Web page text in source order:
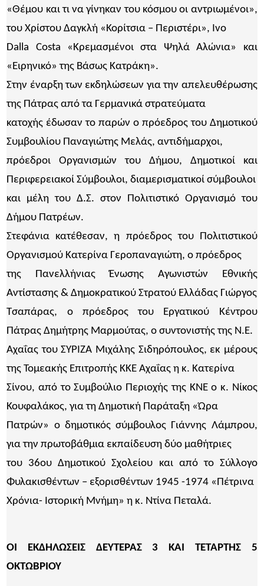
«Θέμου και τι να γίνηκαν του κόσμου οι αντριωμένοι»,
του Χρίστου Δαγκλή «Κορίτσια – Περιστέρι», Ivo
Dalla Costa «Κρεμασμένοι στα Ψηλά Αλώνια» και
«Ειρηνικό» της Βάσως Κατράκη».
Στην έναρξη των εκδηλώσεων για την απελευθέρωσης
της Πάτρας από τα Γερμανικά στρατεύματα
κατοχής έδωσαν το παρών ο πρόεδρος του Δημοτικού
Συμβουλίου Παναγιώτης Μελάς, αντιδήμαρχοι,
πρόεδροι Οργανισμών του Δήμου, Δημοτικοί και
Περιφερειακοί Σύμβουλοι, διαμερισματικοί σύμβουλοι
και μέλη του Δ.Σ. στον Πολιτιστικό Οργανισμό του
Δήμου Πατρέων.
Στεφάνια κατέθεσαν, η πρόεδρος του Πολιτιστικού
Οργανισμού Κατερίνα Γεροπαναγιώτη, ο πρόεδρος
της Πανελλήνιας Ένωσης Αγωνιστών Εθνικής
Αντίστασης & Δημοκρατικού Στρατού Ελλάδας Γιώργος
Τσαπάρας, ο πρόεδρος του Εργατικού Κέντρου
Πάτρας Δημήτρης Μαρμούτας, ο συντονιστής της Ν.Ε.
Αχαΐας του ΣΥΡΙΖΑ Μιχάλης Σιδηρόπουλος, εκ μέρους
της Τομεακής Επιτροπής ΚΚΕ Αχαΐας η κ. Κατερίνα
Σίνου, από το Συμβούλιο Περιοχής της ΚΝΕ ο κ. Νίκος
Κουφαλάκος, για τη Δημοτική Παράταξη «Ώρα
Πατρών» ο δημοτικός σύμβουλος Γιάννης Λάμπρου,
για την πρωτοβάθμια εκπαίδευση δύο μαθήτριες
του 36ου Δημοτικού Σχολείου και από το Σύλλογο
Φυλακισθέντων – εξορισθέντων 1945 -1974 «Πέτρινα
Χρόνια- Ιστορική Μνήμη» η κ. Ντίνα Πεταλά.
ΟΙ ΕΚΔΗΛΩΣΕΙΣ ΔΕΥΤΕΡΑΣ 3 ΚΑΙ ΤΕΤΑΡΤΗΣ 5
ΟΚΤΩΒΡΙΟΥ